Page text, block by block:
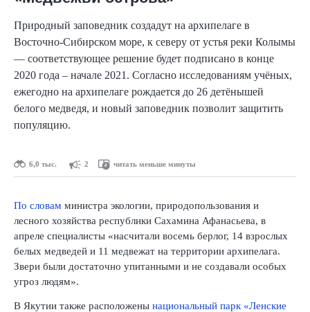
Природный заповедник создадут на архипелаге в
Восточно-Сибирском море, к северу от устья реки Колымы
— соответствующее решение будет подписано в конце
2020 года – начале 2021. Согласно исследованиям учёных,
ежегодно на архипелаге рождается до 26 детёнышей
белого медведя, и новый заповедник позволит защитить
популяцию.
6,0 тыс. 2 читать меньше минуты
По словам министра экологии, природопользования и
лесного хозяйства республики Сахамина Афанасьева, в
апреле специалисты «насчитали восемь берлог, 14 взрослых
белых медведей и 11 медвежат на территории архипелага.
Звери были достаточно упитанными и не создавали особых
угроз людям».
В Якутии также расположены национальный парк «Ленские